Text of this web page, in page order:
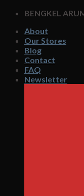
Skip
content
BENGKEL
About
Our Stores
Blog
Contact
FAQ
Newsletter